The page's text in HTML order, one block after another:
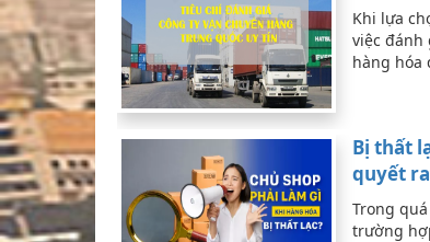
Khi lựa
việc đánh
hàng hóa
Bị thất
quyết
Trong
trường